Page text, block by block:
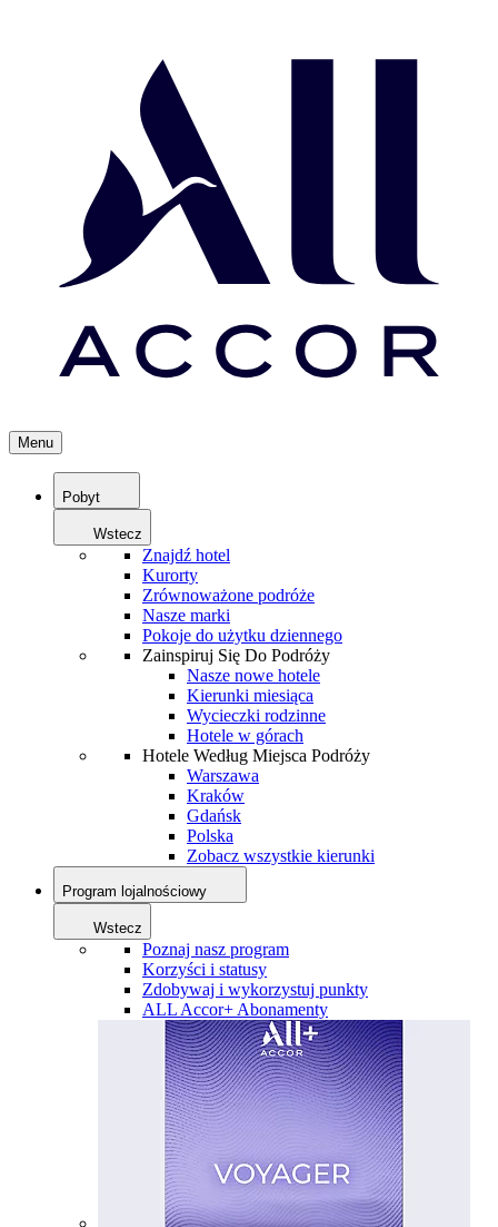
Menu
Pobyt
Wstecz
Znajdź hotel
Kurorty
Zrównoważone podróże
Nasze marki
Pokoje do użytku dziennego
Zainspiruj Się Do Podróży
Nasze nowe hotele
Kierunki miesiąca
Wycieczki rodzinne
Hotele w górach
Hotele Według Miejsca Podróży
Warszawa
Kraków
Gdańsk
Polska
Zobacz wszystkie kierunki
Program lojalnościowy
Wstecz
Poznaj nasz program
Korzyści i statusy
Zdobywaj i wykorzystuj punkty
ALL Accor+ Abonamenty